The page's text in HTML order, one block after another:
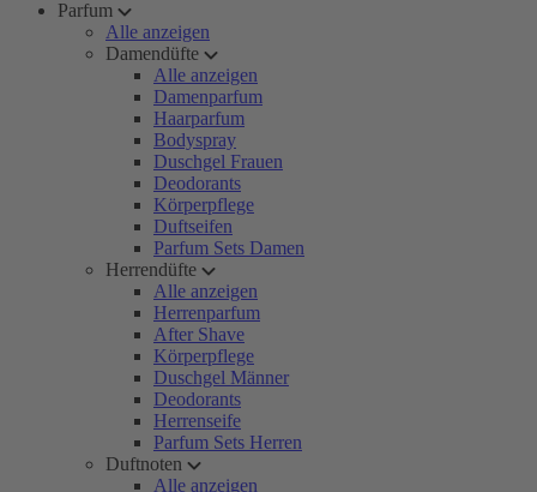
Parfum
Alle anzeigen
Damendüfte
Alle anzeigen
Damenparfum
Haarparfum
Bodyspray
Duschgel Frauen
Deodorants
Körperpflege
Duftseifen
Parfum Sets Damen
Herrendüfte
Alle anzeigen
Herrenparfum
After Shave
Körperpflege
Duschgel Männer
Deodorants
Herrenseife
Parfum Sets Herren
Duftnoten
Alle anzeigen